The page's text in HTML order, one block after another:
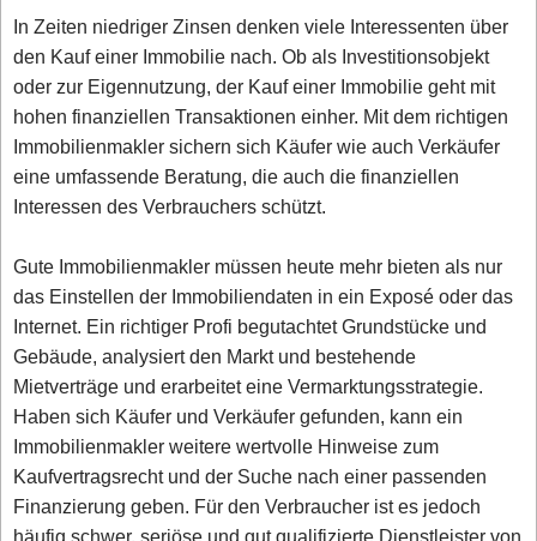
In Zeiten niedriger Zinsen denken viele Interessenten über
den Kauf einer Immobilie nach. Ob als Investitionsobjekt
oder zur Eigennutzung, der Kauf einer Immobilie geht mit
hohen finanziellen Transaktionen einher. Mit dem richtigen
Immobilienmakler sichern sich Käufer wie auch Verkäufer
eine umfassende Beratung, die auch die finanziellen
Interessen des Verbrauchers schützt.
Gute Immobilienmakler müssen heute mehr bieten als nur
das Einstellen der Immobiliendaten in ein Exposé oder das
Internet. Ein richtiger Profi begutachtet Grundstücke und
Gebäude, analysiert den Markt und bestehende
Mietverträge und erarbeitet eine Vermarktungsstrategie.
Haben sich Käufer und Verkäufer gefunden, kann ein
Immobilienmakler weitere wertvolle Hinweise zum
Kaufvertragsrecht und der Suche nach einer passenden
Finanzierung geben. Für den Verbraucher ist es jedoch